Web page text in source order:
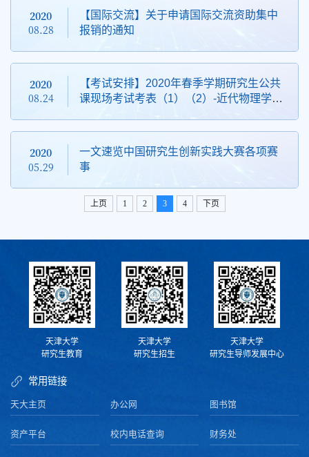
2020
08.28
【国际交流】关于申请国际交流资助集中
报销的通知
2020
08.24
【考试安排】2020年春季学期研究生公共
课现场考试考表（1）（2）-近代物理学专
础等（8.24更新版）
2020
05.29
一文速览中国研究生创新实践大赛各项赛
事
上页 1 2 3 4 下页
天津大学
研究生教育
天津大学
研究生招生
天津大学
研究生导师发展中心
常用链接
天大主页 办公网 图书馆
资产平台 校内电话查询 财务处